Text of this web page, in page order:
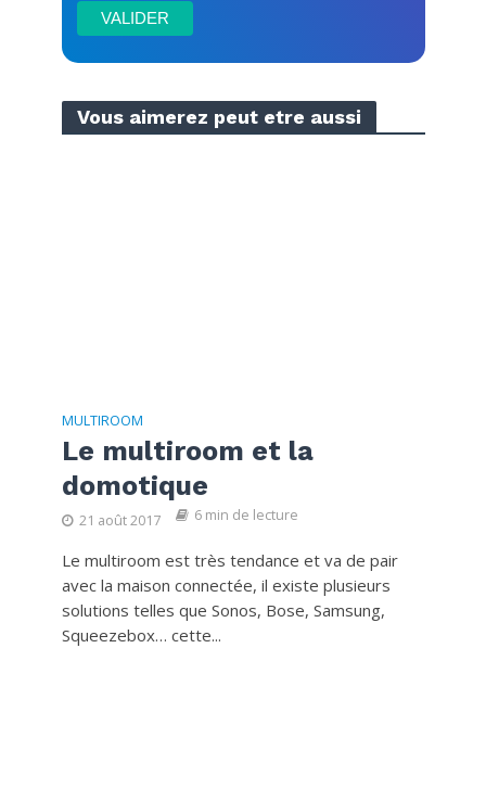
Vous aimerez peut etre aussi
MULTIROOM
Le multiroom et la
domotique
21 août 2017 6 min de lecture
Le multiroom est très tendance et va de pair
avec la maison connectée, il existe plusieurs
solutions telles que Sonos, Bose, Samsung,
Squeezebox… cette...